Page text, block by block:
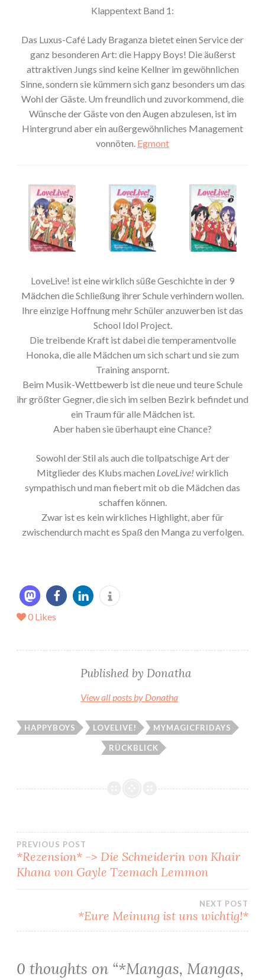
Klappentext Band 1:
Das Luxus-Café Lady Braganza bietet einen Service der
ganz besonderen Art: die Happy Boys! Die äußerst
attraktiven Jungs sind keine Kellner im gewöhnlichen
Sinne, sondern sie kümmern sich ganz besonders um das
Wohl der Gäste. Um freundlich und zuvorkommend, die
Wünsche der Gäste von den Augen abzulesen, ist im
Hintergrund aber ein außergewöhnliches Management
vonnöten. Egmont
LoveLive! ist eine wirklich süße Geschichte in der 9
Mädchen die Schließung ihrer Schule verhindern wollen.
Ihre einzige Hoffnung mehr Schüler anzuwerben ist das
School Idol Project.
Die treibende Kraft ist dabei die temperamentvolle
Honoka, die alle Mädchen um sich schart und sie zum
Training anspornt.
Beim Musik-Wettbewerb ist die neue und teure Schule
ihr größter Gegner, die sich im selben Bezirk befindet und
ein Traum für alle Mädchen ist.
Aber haben sie überhaupt eine Chance?
Sowohl der Stil als auch die tollpatschige Art der
Mitglieder des Klubs machen LoveLive! wirklich
sympathisch und man fiebert mit ob die Mädchen das
schaffen können.
Zwar ist es kein wirkliches Highlight, aber für
zwischendurch macht es Spaß den Manga zu verfolgen.
0 Likes
Published by Donatha
View all posts by Donatha
HAPPYBOYS LOVELIVE! MYMAGICFRIDAYS
RÜCKBLICK
Beitragsnavigation
PREVIOUS POST
*Rezension* -> Die Schneiderin von Khair
Khana von Gayle Tzemach Lemmon
NEXT POST
*Eure Meinung ist uns wichtig!*
0 thoughts on “*Mangas, Mangas,